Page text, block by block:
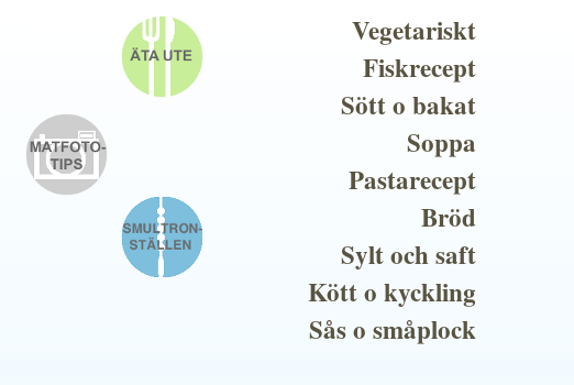
Vegetariskt
Fiskrecept
Sött o bakat
Soppa
Pastarecept
Bröd
Sylt och saft
Kött o kyckling
Sås o småplock